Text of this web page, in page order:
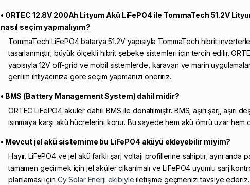
• ORTEC 12.8V 200Ah Lityum Akü LiFePO4 ile TommaTech 51.2V
nasıl seçim yapmalıyım?
TommaTech LiFePO4 batarya 51.2V yapısıyla TommaTech hibrit
tasarlanmıştır; büyük ölçekli hibrit şebeke sistemleri için tercih edilir.
yapısıyla 12V off-grid ve mobil sistemlerde, karavan ve marin
gerilim ihtiyacınıza göre seçim yapmanızı öneririz.
• BMS (Battery Management System) dahil midir?
ORTEC LiFePO4 aküler dahili BMS ile donatılmıştır. BMS; aşırı şarj, aşırı
ısınmaya karşı akü hücrelerini korur. Bu sayede hem akü ömrü uzar hem
• Mevcut jel akü sistemime bu LiFePO4 aküyü ekleyebilir miyim?
Hayır. LiFePO4 ve jel akü farklı şarj voltajı profillerine sahiptir; aynı anda
tamamen geçirmek için jel aküler çıkarılmalı ve LiFePO4 uyumlu şarj
planlaması için Cy Solar Enerji ekibiyle iletişime geçmenizi tavsiye ederiz.